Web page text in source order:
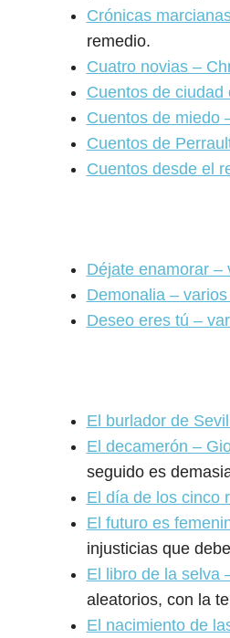
Crónicas
remedio.
Cuatro novias –
Cuentos de
Cuentos de miedo
Cuentos de
Cuentos desde el
Déjate enamorar –
Demonalia –
Deseo eres tú –
El burlador de
El decamerón –
seguido es
El día de los cinco
El futuro es
injusticias que
El libro de la selva
aleatorios, con la
El nacimiento de